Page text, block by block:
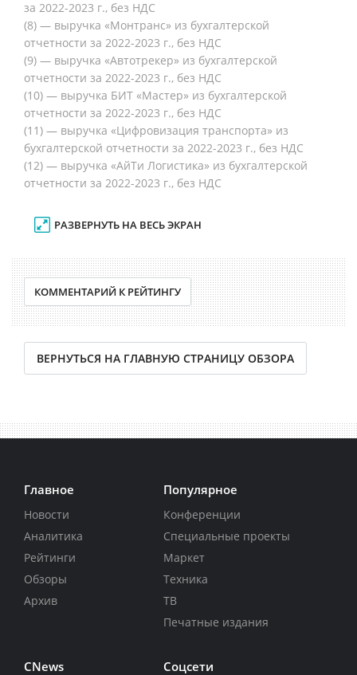
за 2022-2023 г., без НДС
(8) — выручка «Монтранс» из бухгалтерской
отчетности за 2022-2023 г., без НДС
(9) — выручка «Автотрекер» из бухгалтерской
отчетности за 2022-2023 г., без НДС
(10) — выручка БИТ «Мастер» из бухгалтерской
отчетности за 2022-2023 г., без НДС
(11) — выручка «Цифровизация транспорта» из
бухгалтерской отчетности за 2022-2023 г., без НДС
(12) — выручка «АйТи Логистика» из бухгалтерской
отчетности за 2022-2023 г., без НДС
РАЗВЕРНУТЬ НА ВЕСЬ ЭКРАН
КОММЕНТАРИЙ К РЕЙТИНГУ
ВЕРНУТЬСЯ НА ГЛАВНУЮ СТРАНИЦУ ОБЗОРА
Главное
Новости
Аналитика
Рейтинги
Обзоры
Архив
Популярное
Конференции
Специальные проекты
Маркет
Техника
ТВ
Печатные издания
CNews Соцсети